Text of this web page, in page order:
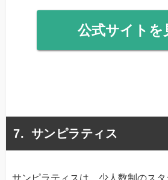
公式サイトを
サンピラティス